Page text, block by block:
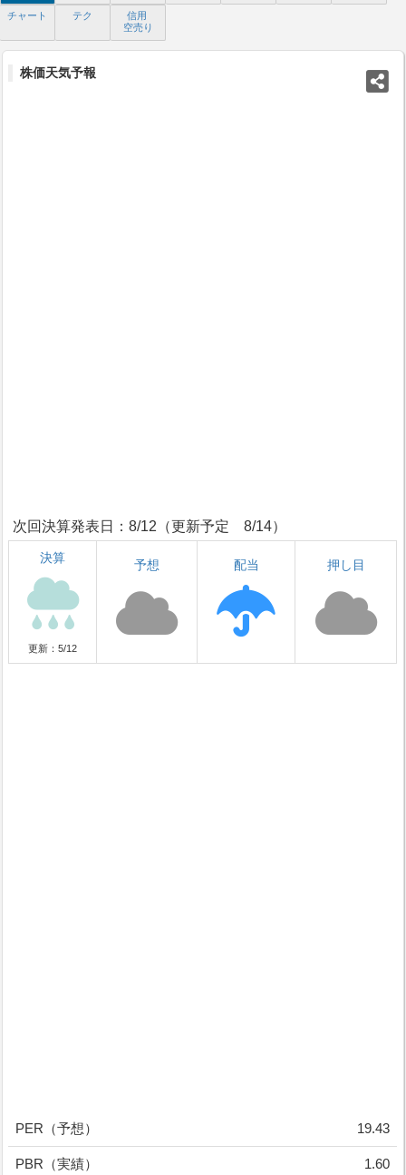
チャート テク
信用
空売り
株価天気予報
次回決算発表日：8/12（更新予定 8/14）
決算
更新：5/12
予想 配当 押し目
PER（予想） 19.43
PBR（実績） 1.60